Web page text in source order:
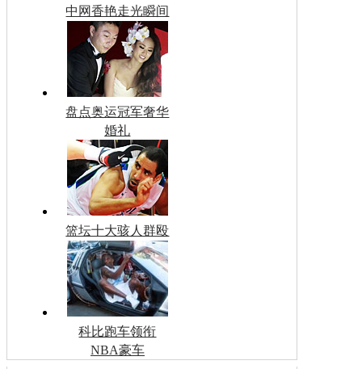
中网香艳走光瞬间
盘点奥运冠军奢华
婚礼
篮坛十大骇人群殴
科比跑车领衔
NBA豪车